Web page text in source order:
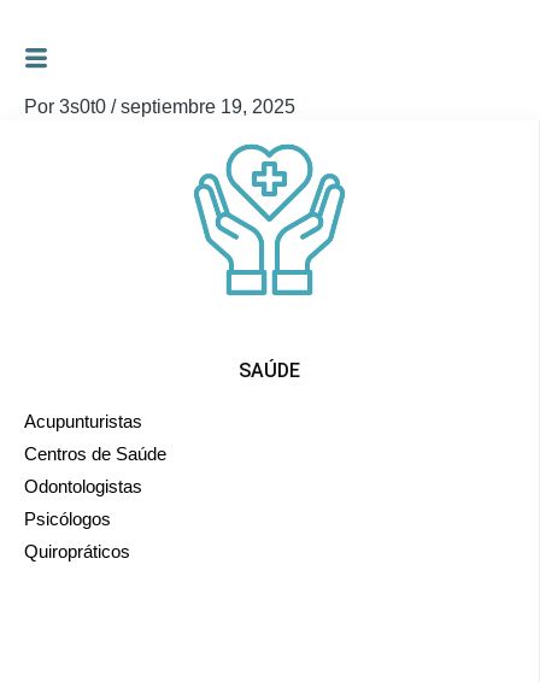
contenido
Por 3s0t0 /septiembre 19, 2025
SAÚDE
Acupunturistas
Centros de Saúde
Odontologistas
Psicólogos
Quiropráticos